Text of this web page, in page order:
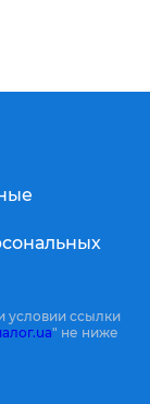
условии ссылки
" не ниже